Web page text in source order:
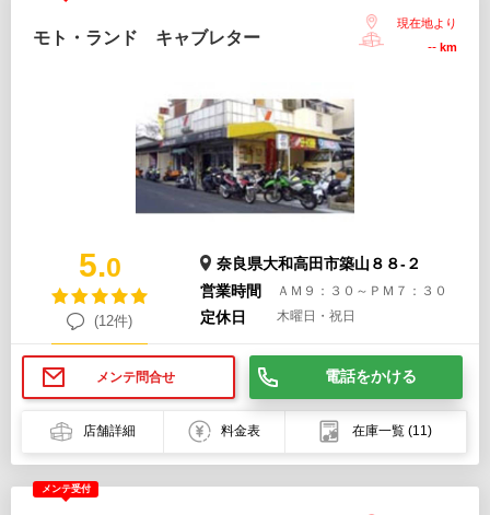
モト・ランド キャブレター
現在地より
-- km
5.0
(12件)
奈良県大和高田市築山８８-２
営業時間
ＡＭ９：３０～ＰＭ７：３０
定休日 木曜日・祝日
メンテ問合せ 電話をかける
店舗詳細 料金表 在庫一覧 (11)
メンテ受付